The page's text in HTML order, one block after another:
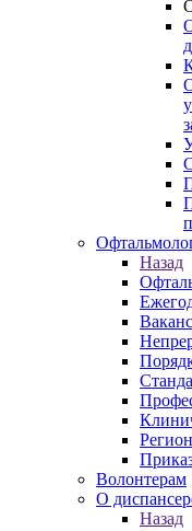
Назад
Волонтерам
О
Назад